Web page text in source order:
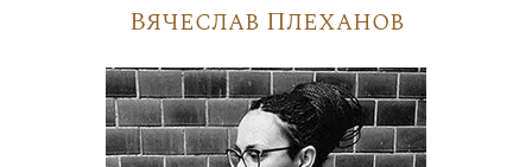
Вячеслав Плеханов